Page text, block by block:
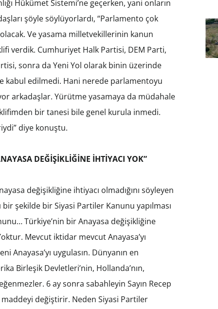
Hükümet Sistemi’ne geçerken, yani onların
şöyle söylüyorlardı, “Parlamento çok
Ve yasama milletvekillerinin kanun
verdik. Cumhuriyet Halk Partisi, DEM Parti,
sonra da Yeni Yol olarak binin üzerinde
kabul edilmedi. Hani nerede parlamentoyu
arkadaşlar. Yürütme yasamaya da müdahale
bir tanesi bile genel kurula inmedi.
diye konuştu.
DEĞİŞİKLİĞİNE İHTİYACI YOK”
değişikliğine ihtiyacı olmadığını söyleyen
bir şekilde bir Siyasi Partiler Kanunu yapılması
Türkiye’nin bir Anayasa değişikliğine
Mevcut iktidar mevcut Anayasa’yı
Anayasa’yı uygulasın. Dünyanın en
Birleşik Devletleri’nin, Hollanda’nın,
6 ay sonra sabahleyin Sayın Recep
değiştirir. Neden Siyasi Partiler